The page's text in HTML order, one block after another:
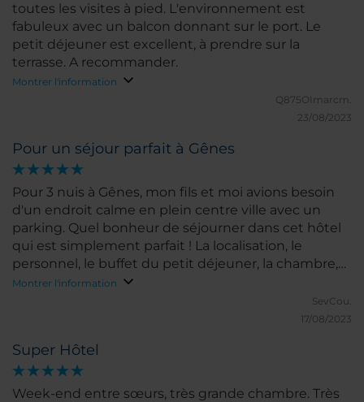
toutes les visites à pied. L'environnement est
fabuleux avec un balcon donnant sur le port. Le
petit déjeuner est excellent, à prendre sur la
terrasse. A recommander.
Montrer l'information
Q875OImarcm.
23/08/2023
Pour un séjour parfait à Gênes
Pour 3 nuis à Gênes, mon fils et moi avions besoin
d'un endroit calme en plein centre ville avec un
parking. Quel bonheur de séjourner dans cet hôtel
qui est simplement parfait ! La localisation, le
personnel, le buffet du petit déjeuner, la chambre,
tout est idéal ! Merci !
Montrer l'information
SevCou.
17/08/2023
Super Hôtel
Week-end entre sœurs, très grande chambre. Très